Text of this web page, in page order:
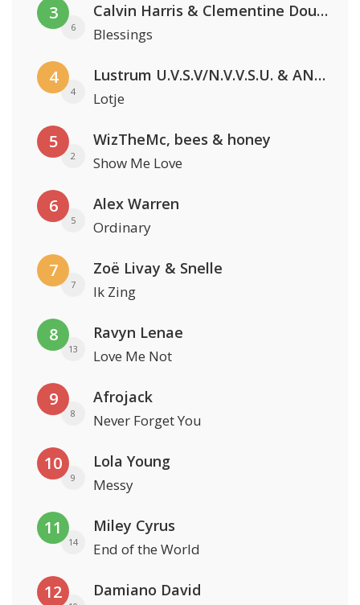
3
6
Calvin Harris & Clementine Douglas
Blessings
4
4
Lustrum U.V.S.V/N.V.V.S.U. & ANNO ONS & Jopke van Dobbenburgh & Roeland Beelen
Lotje
5
2
WizTheMc, bees & honey
Show Me Love
6
5
Alex Warren
Ordinary
7
7
Zoë Livay & Snelle
Ik Zing
8
13
Ravyn Lenae
Love Me Not
9
8
Afrojack
Never Forget You
10
9
Lola Young
Messy
11
14
Miley Cyrus
End of the World
12 Damiano David